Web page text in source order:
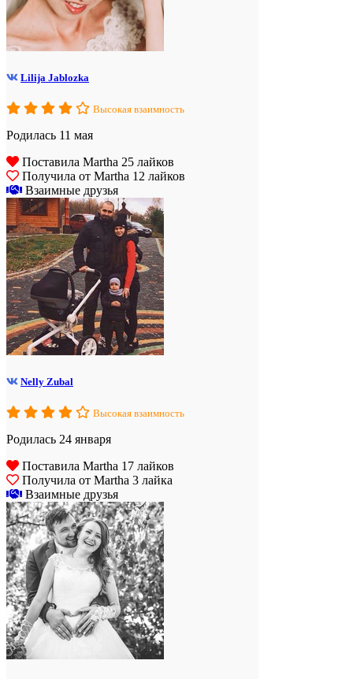
Lilija Jablozka
Высокая взаимность
Родилась 11 мая
Поставила Martha 25 лайков
Получила от Martha 12 лайков
Взаимные друзья
Nelly Zubal
Высокая взаимность
Родилась 24 января
Поставила Martha 17 лайков
Получила от Martha 3 лайка
Взаимные друзья